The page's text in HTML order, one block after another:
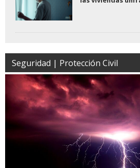
Seguridad | Protección Civil